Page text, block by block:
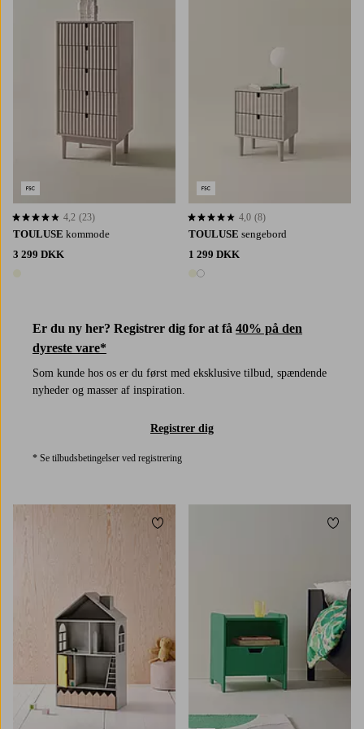
TOULUSE kommode
3 299 DKK
4,2 baseret på 23 bedømmelser
4,2 (23)
Er du ny her? Registrer dig for at få 40% på den
dyreste vare*
Som kunde hos os er du først med eksklusive tilbud, spændende
nyheder og masser af inspiration.
Registrer dig
* Se tilbudsbetingelser ved registrering
TOULUSE sengebord
1 299 DKK
2 farver
4,0 baseret på 8 bedømmelser
4,0 (8)
Tilføj til favoritter Tilføj